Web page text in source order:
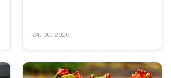
jako...
24. 05. 2026